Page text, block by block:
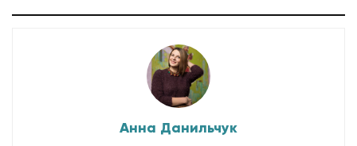
Анна Данильчук